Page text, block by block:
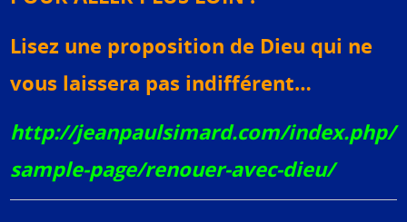
Lisez une proposition de Dieu qui ne
vous laissera pas indifférent…
http://jeanpaulsimard.com/index.php/
sample-page/renouer-avec-dieu/